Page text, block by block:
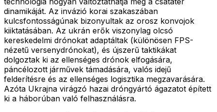
dinamikáját. Az invázió korai szakaszában
kulcsfontosságúnak bizonyultak az orosz konvojok
kiiktatásában. Az ukrán erők viszonylag olcsó
kereskedelmi drónokat adaptáltak (különösen FPS-
nézetű versenydrónokat), és újszerű taktikákat
dolgoztak ki az ellenséges drónok elfogására,
páncélozott járművek támadására, valós idejű
felderítésre és az ellenséges logisztika megzavarására.
Azóta Ukrajna virágzó hazai dróngyártó ágazatot épített
ki a háborúban való felhasználásra.